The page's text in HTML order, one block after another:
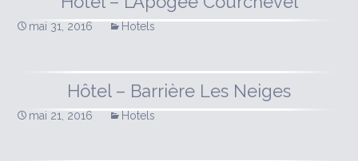
mai 31, 2016 Hotels
Hôtel – Barrière Les Neiges
mai 21, 2016 Hotels